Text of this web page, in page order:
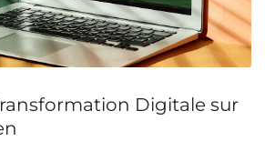
Digitale sur